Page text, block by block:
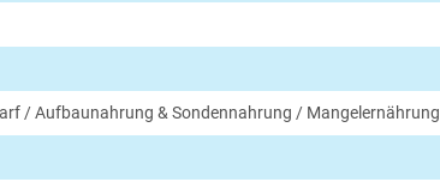
/ Aufbaunahrung & Sondennahrung / Mangelernährung